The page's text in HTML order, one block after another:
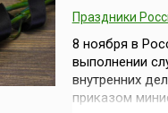
Праздники
8 ноября в
выполнении
внутренних
приказом